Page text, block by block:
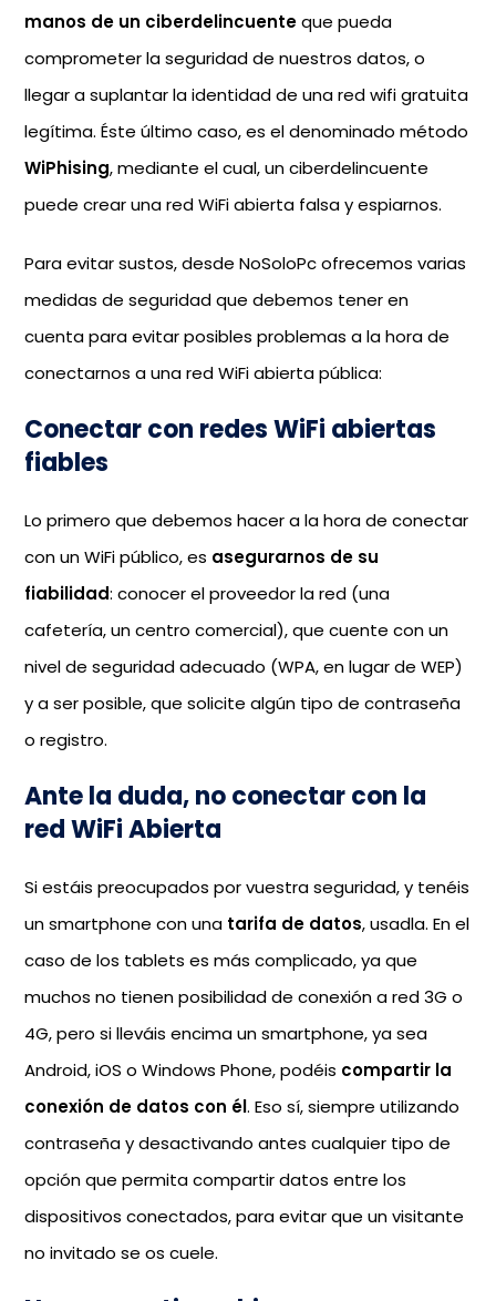
manos de un ciberdelincuenteque pueda
comprometer la seguridad de nuestros datos, o
llegar a suplantar la identidad de una red wifi gratuita
legítima. Éste último caso, es el denominado método
WiPhising, mediante el cual, un ciberdelincuente
puede crear una red WiFi abierta falsa y espiarnos.
Para evitar sustos, desde NoSoloPc ofrecemos varias
medidas de seguridad que debemos tener en
cuenta para evitar posibles problemas a la hora de
conectarnos a una red WiFi abierta pública:
Conectar con redes WiFi abiertas
fiables
Lo primero que debemos hacer a la hora de conectar
con un WiFi público, es asegurarnos de su
fiabilidad: conocer el proveedor la red (una
cafetería, un centro comercial), que cuente con un
nivel de seguridad adecuado (WPA, en lugar de WEP)
y a ser posible, que solicite algún tipo de contraseña
o registro.
Ante la duda, no conectar con la
red WiFi Abierta
Si estáis preocupados por vuestra seguridad, y tenéis
un smartphone con una tarifa de datos, usadla. En el
caso de los tablets es más complicado, ya que
muchos no tienen posibilidad de conexión a red 3G o
4G, pero si lleváis encima un smartphone, ya sea
Android, iOS o Windows Phone, podéis compartir la
conexión de datos con él. Eso sí, siempre utilizando
contraseña y desactivando antes cualquier tipo de
opción que permita compartir datos entre los
dispositivos conectados, para evitar que un visitante
no invitado se os cuele.